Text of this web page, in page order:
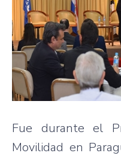
Fue durante el
Movilidad en